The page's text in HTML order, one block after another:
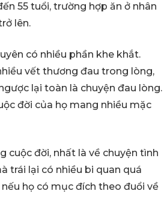
55 tuổi, trường hợp ăn ở nhân
lên.
có nhiều phần khe khắt.
vết thương đau trong lòng,
lại toàn là chuyện đau lòng.
đời của họ mang nhiều mặc
cuộc đời, nhất là về chuyện tình
trái lại có nhiều bi quan quá
họ có mục đích theo đuổi về